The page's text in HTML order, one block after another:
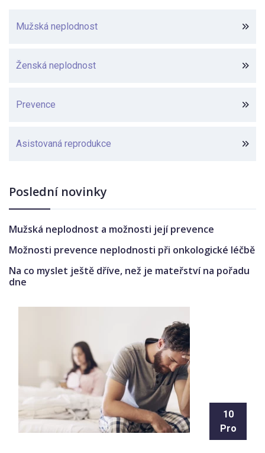
Mužská neplodnost
Ženská neplodnost
Prevence
Asistovaná reprodukce
Poslední novinky
Mužská neplodnost a možnosti její prevence
Možnosti prevence neplodnosti při onkologické léčbě
Na co myslet ještě dříve, než je mateřství na pořadu
dne
10
Pro